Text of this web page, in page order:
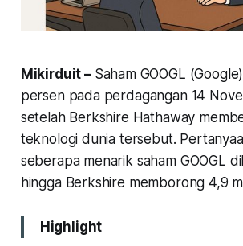
Mikirduit – Saham GOOGL
persen pada perdagangan 14
setelah Berkshire Hathaway
teknologi dunia tersebut.
seberapa menarik saham GOOGL
hingga Berkshire memborong 4,9
Highlight